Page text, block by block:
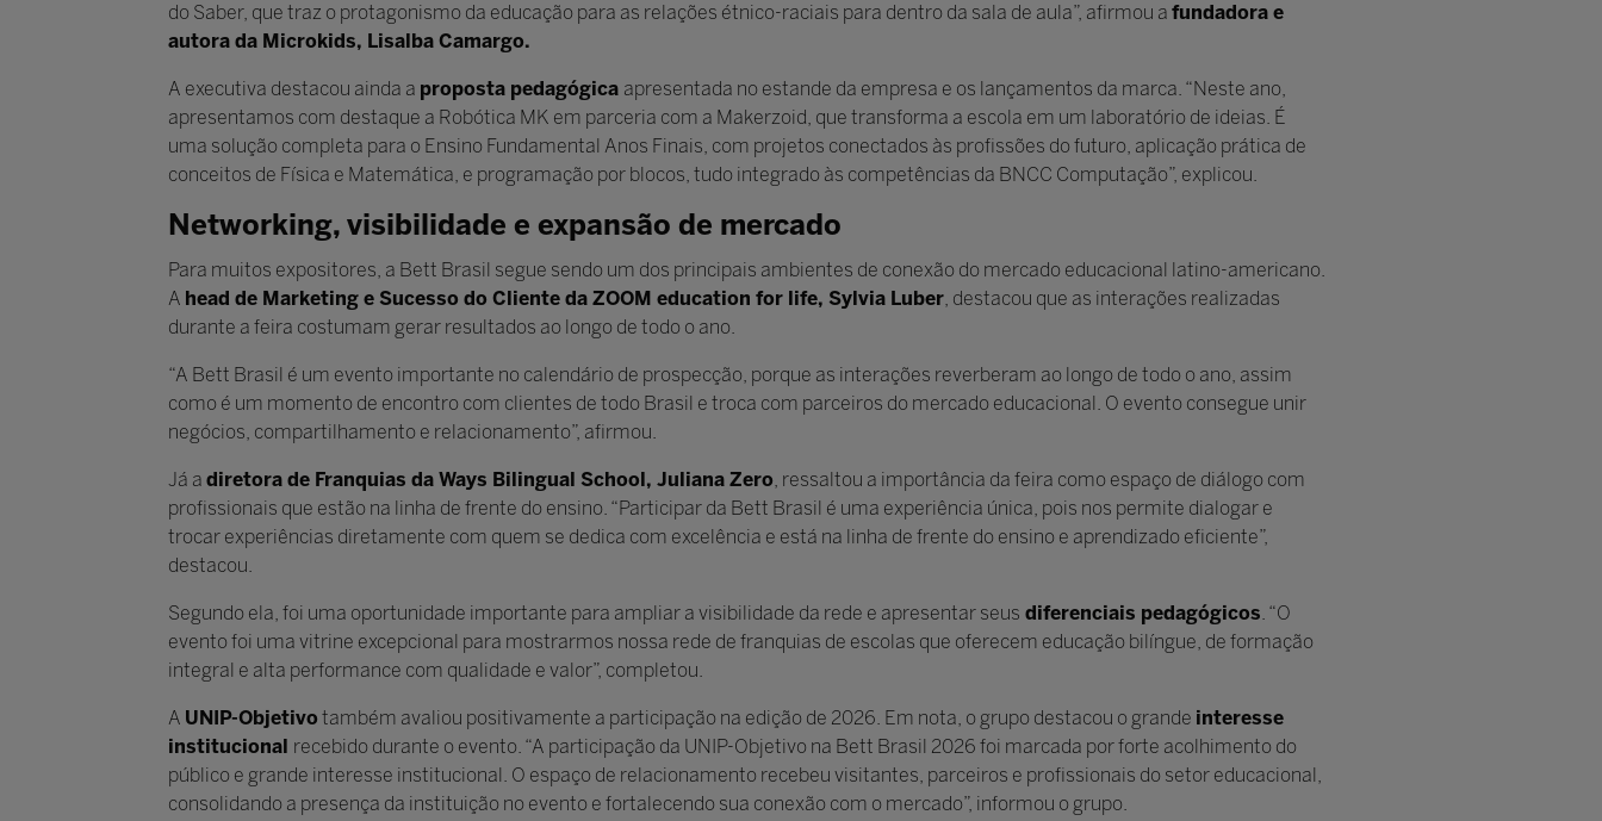
do Saber, que traz o protagonismo da educação para as relações étnico-raciais para dentro da sala de aula”, afirmou a fundadora e
autora da Microkids, Lisalba Camargo.
A executiva destacou ainda a proposta pedagógica apresentada no estande da empresa e os lançamentos da marca. “Neste ano,
apresentamos com destaque a Robótica MK em parceria com a Makerzoid, que transforma a escola em um laboratório de ideias. É
uma solução completa para o Ensino Fundamental Anos Finais, com projetos conectados às profissões do futuro, aplicação prática de
conceitos de Física e Matemática, e programação por blocos, tudo integrado às competências da BNCC Computação”, explicou.
Networking, visibilidade e expansão de mercado
Para muitos expositores, a Bett Brasil segue sendo um dos principais ambientes de conexão do mercado educacional latino-americano.
A head de Marketing e Sucesso do Cliente da ZOOM education for life, Sylvia Luber, destacou que as interações realizadas
durante a feira costumam gerar resultados ao longo de todo o ano.
“A Bett Brasil é um evento importante no calendário de prospecção, porque as interações reverberam ao longo de todo o ano, assim
como é um momento de encontro com clientes de todo Brasil e troca com parceiros do mercado educacional. O evento consegue unir
negócios, compartilhamento e relacionamento”, afirmou.
Já a diretora de Franquias da Ways Bilingual School, Juliana Zero, ressaltou a importância da feira como espaço de diálogo com
profissionais que estão na linha de frente do ensino. “Participar da Bett Brasil é uma experiência única, pois nos permite dialogar e
trocar experiências diretamente com quem se dedica com excelência e está na linha de frente do ensino e aprendizado eficiente”,
destacou.
Segundo ela, foi uma oportunidade importante para ampliar a visibilidade da rede e apresentar seus diferenciais pedagógicos. “O
evento foi uma vitrine excepcional para mostrarmos nossa rede de franquias de escolas que oferecem educação bilíngue, de formação
integral e alta performance com qualidade e valor”, completou.
A UNIP-Objetivo também avaliou positivamente a participação na edição de 2026. Em nota, o grupo destacou o grande interesse
institucional recebido durante o evento. “A participação da UNIP-Objetivo na Bett Brasil 2026 foi marcada por forte acolhimento do
público e grande interesse institucional. O espaço de relacionamento recebeu visitantes, parceiros e profissionais do setor educacional,
consolidando a presença da instituição no evento e fortalecendo sua conexão com o mercado”, informou o grupo.